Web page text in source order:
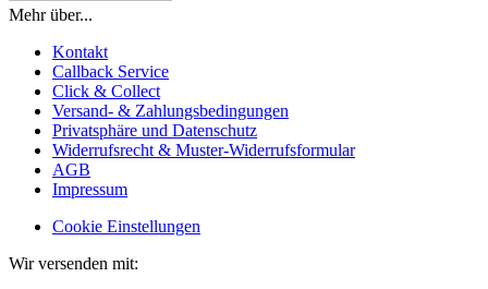
Mehr über...
Kontakt
Callback Service
Click & Collect
Versand- & Zahlungsbedingungen
Privatsphäre und Datenschutz
Widerrufsrecht & Muster-Widerrufsformular
AGB
Impressum
Cookie Einstellungen
Wir versenden mit: